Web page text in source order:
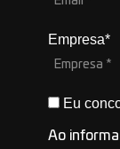
Empresa*
Eu
Ao